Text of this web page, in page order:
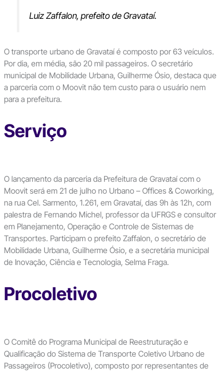
Luiz Zaffalon, prefeito de Gravataí.
O transporte urbano de Gravataí é composto por 63 veículos.
Por dia, em média, são 20 mil passageiros. O secretário
municipal de Mobilidade Urbana, Guilherme Ósio, destaca que
a parceria com o Moovit não tem custo para o usuário nem
para a prefeitura.
Serviço
O lançamento da parceria da Prefeitura de Gravataí com o
Moovit será em 21 de julho no Urbano – Offices & Coworking,
na rua Cel. Sarmento, 1.261, em Gravataí, das 9h às 12h, com
palestra de Fernando Michel, professor da UFRGS e consultor
em Planejamento, Operação e Controle de Sistemas de
Transportes. Participam o prefeito Zaffalon, o secretário de
Mobilidade Urbana, Guilherme Ósio, e a secretária municipal
de Inovação, Ciência e Tecnologia, Selma Fraga.
Procoletivo
O Comitê do Programa Municipal de Reestruturação e
Qualificação do Sistema de Transporte Coletivo Urbano de
Passageiros (Procoletivo), composto por representantes de